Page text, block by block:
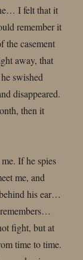
I felt that it
remember it
the casement
away, that
swished
disappeared.
then it
If he spies
me, and
his ear…
fight, but at
time to time.